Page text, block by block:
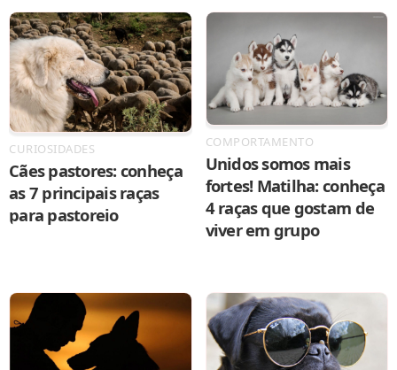
CURIOSIDADES
Cães pastores: conheça
as 7 principais raças
para pastoreio
COMPORTAMENTO
Unidos somos mais
fortes! Matilha: conheça
4 raças que gostam de
viver em grupo